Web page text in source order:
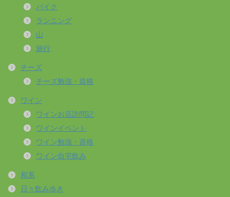
バイク
ランニング
山
旅行
チーズ
チーズ勉強・資格
ワイン
ワインお店訪問記
ワインイベント
ワイン勉強・資格
ワイン自宅飲み
和系
日々飲み歩き